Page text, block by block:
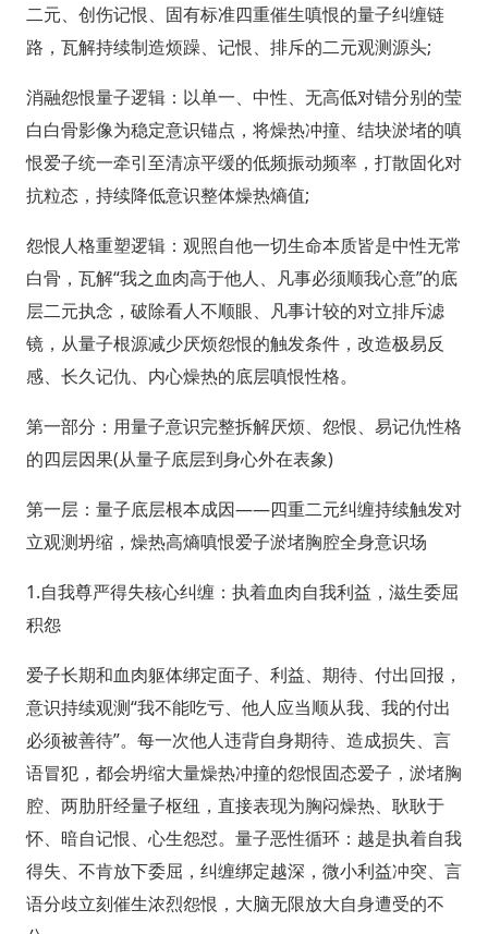
二元、创伤记恨、固有标准四重催生嗔恨的量子纠缠链
路，瓦解持续制造烦躁、记恨、排斥的二元观测源头;
消融怨恨量子逻辑：以单一、中性、无高低对错分别的莹
白白骨影像为稳定意识锚点，将燥热冲撞、结块淤堵的嗔
恨爱子统一牵引至清凉平缓的低频振动频率，打散固化对
抗粒态，持续降低意识整体燥热熵值;
怨恨人格重塑逻辑：观照自他一切生命本质皆是中性无常
白骨，瓦解“我之血肉高于他人、凡事必须顺我心意”的底
层二元执念，破除看人不顺眼、凡事计较的对立排斥滤
镜，从量子根源减少厌烦怨恨的触发条件，改造极易反
感、长久记仇、内心燥热的底层嗔恨性格。
第一部分：用量子意识完整拆解厌烦、怨恨、易记仇性格
的四层因果(从量子底层到身心外在表象)
第一层：量子底层根本成因——四重二元纠缠持续触发对
立观测坍缩，燥热高熵嗔恨爱子淤堵胸腔全身意识场
1.自我尊严得失核心纠缠：执着血肉自我利益，滋生委屈
积怨
爱子长期和血肉躯体绑定面子、利益、期待、付出回报，
意识持续观测“我不能吃亏、他人应当顺从我、我的付出
必须被善待”。每一次他人违背自身期待、造成损失、言
语冒犯，都会坍缩大量燥热冲撞的怨恨固态爱子，淤堵胸
腔、两肋肝经量子枢纽，直接表现为胸闷燥热、耿耿于
怀、暗自记恨、心生怨怼。量子恶性循环：越是执着自我
得失、不肯放下委屈，纠缠绑定越深，微小利益冲突、言
语分歧立刻催生浓烈怨恨，大脑无限放大自身遭受的不